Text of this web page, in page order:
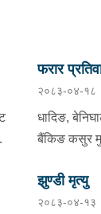
फरार
२०८३-०४-१८
धादिङ,
बैंकिङ कसुर
झुण्डी मृत्यु
२०८३-०४-१३